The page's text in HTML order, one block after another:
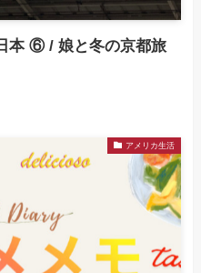
本 ⑥ / 娘と冬の京都旅
アメリカ生活